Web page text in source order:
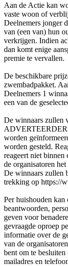
Aan de Actie kan
vaste woon of
Deelnemers jonger
van (een van) hun
verkrijgen. Indien
dan komt enige
premie te vervallen.
De beschikbare
zwembadpakket.
Deelnemers 1
een van de
De winnaars zullen
ADVERTEERDER
worden
worden gesteld.
reageert niet binnen
de organisatoren
De winnaars zullen
trekking op https://
Per huishouden kan
beantwoorden,
geven voor
gevraagde oproep
informatie over de
van de
bent om te besluiten
mailadres en